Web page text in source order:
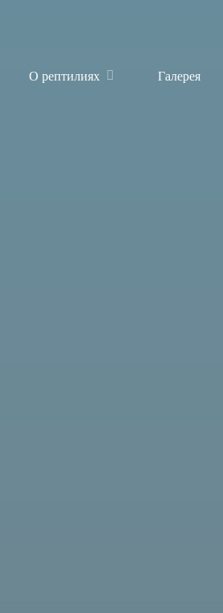
О рептилиях Галерея